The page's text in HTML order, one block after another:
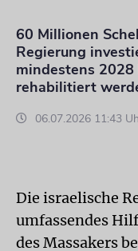
60 Millionen
Regierung
mindestens
rehabilitiert
06.07.2026 11:43
Die israelische
umfassendes
des Massakers